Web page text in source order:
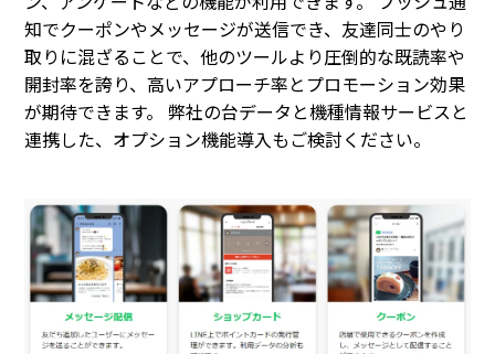
知でクーポンやメッセージが送信でき、友達同士のやり
取りに混ざることで、他のツールより圧倒的な既読率や
開封率を誇り、高いアプローチ率とプロモーション効果
が期待できます。 弊社の台データと機種情報サービスと
連携した、オプション機能導入もご検討ください。